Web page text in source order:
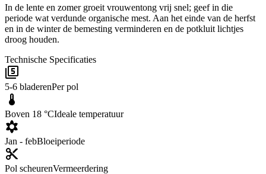
In de lente en zomer groeit vrouwentong vrij snel; geef in die
periode wat verdunde organische mest. Aan het einde van de herfst
en in de winter de bemesting verminderen en de potkluit lichtjes
droog houden.
Technische Specificaties
5-6 bladerenPer pol
Boven 18 °CIdeale temperatuur
Jan - febBloeiperiode
Pol scheurenVermeerdering